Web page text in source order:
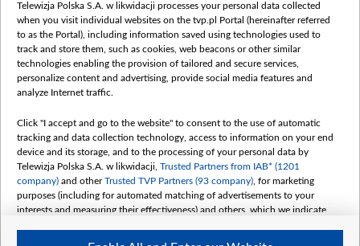
Бяспека
Youtube
Белсат news
Белсат Shorts
Жэстачайшы мульт
Belsat English
Biełsat PL
Белсат Now
Белсат History
Белсат Music
Telewizja Polska S.A. w likwidacji processes your personal data collected
when you visit individual websites on the tvp.pl Portal (hereinafter referred
to as the Portal), including information saved using technologies used to
track and store them, such as cookies, web beacons or other similar
technologies enabling the provision of tailored and secure services,
personalize content and advertising, provide social media features and
analyze Internet traffic.
Click "I accept and go to the website" to consent to the use of automatic
tracking and data collection technology, access to information on your end
device and its storage, and to the processing of your personal data by
Telewizja Polska S.A. w likwidacji, Trusted Partners from IAB* (1201
company) and otherTrusted TVP Partners (93 company) , for marketing
purposes (including for automated matching of advertisements to your
interests and measuring their effectiveness) and others, which we indicate